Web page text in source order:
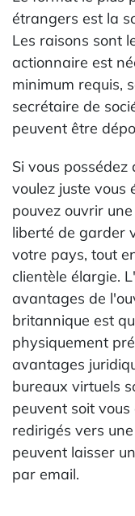
étrangers est la
Les raisons sont
actionnaire est
minimum requis,
secrétaire de
peuvent être
Si vous
voulez juste vous
pouvez ouvrir
liberté de garder
votre pays, tout
clientèle élargie.
avantages de
britannique est
physiquement
avantages
bureaux virtuels
peuvent soit
redirigés vers
peuvent laisser
par email.